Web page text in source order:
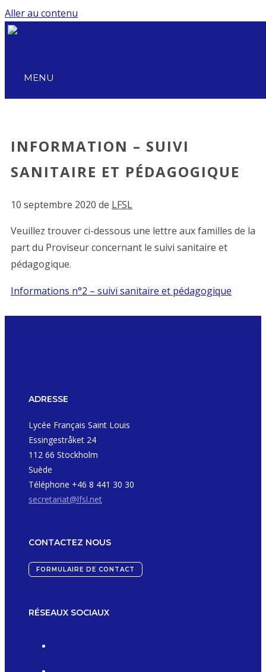
Aller au contenu
MENU
INFORMATION – SUIVI
SANITAIRE ET PÉDAGOGIQUE
10 septembre 2020 de LFSL
Veuillez trouver ci-dessous une lettre aux familles de la
part du Proviseur concernant le suivi sanitaire et
pédagogique.
Informations n°2 – suivi sanitaire et pédagogique
ADRESSE
Lycée Français Saint Louis
Essingestråket 24
112 66 Stockholm
Suède
Téléphone +46 8 441 30 30
secretariat@lfsl.net
CONTACTEZ NOUS
FORMULAIRE DE CONTACT
RÉSEAUX SOCIAUX